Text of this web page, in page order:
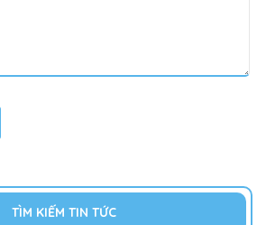
TÌM KIẾM TIN TỨC